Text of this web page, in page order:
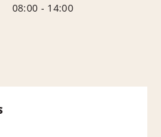
08:00 - 14:00